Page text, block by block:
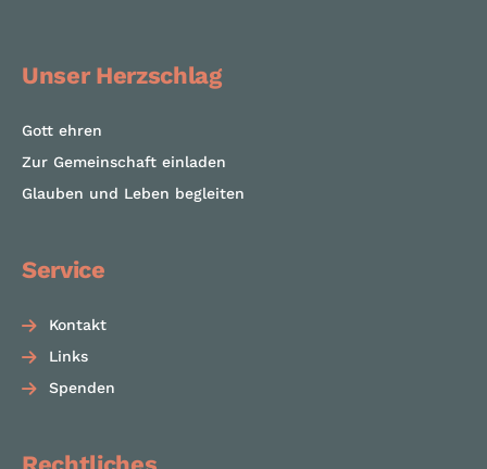
Unser Herzschlag
Gott ehren
Zur Gemeinschaft einladen
Glauben und Leben begleiten
Service
Kontakt
Links
Spenden